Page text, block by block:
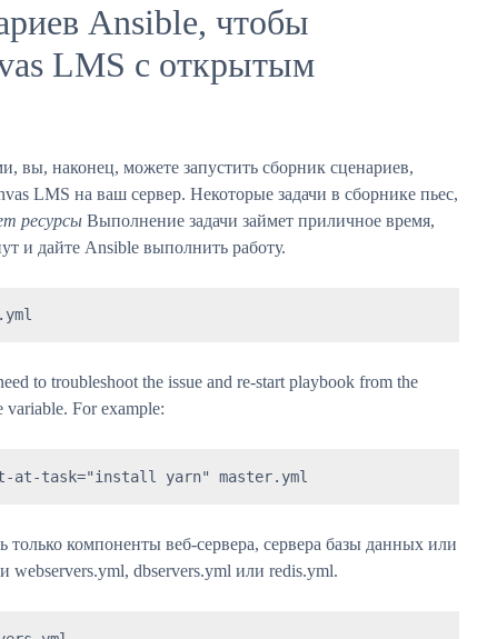
Ansible, чтобы
LMS с открытым
вы, наконец, можете запустить сборник сценариев,
LMS на ваш сервер. Некоторые задачи в сборнике пьес,
ресурсы Выполнение задачи займет приличное время,
и дайте Ansible выполнить работу.
to troubleshoot the issue and re-start playbook from the
variable. For example:
at-task="install yarn" master.yml
компоненты веб-сервера, сервера базы данных или
webservers.yml, dbservers.yml или redis.yml.